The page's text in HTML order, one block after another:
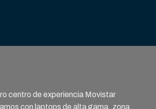
centro de experiencia Movistar
con laptops de alta gama, zona